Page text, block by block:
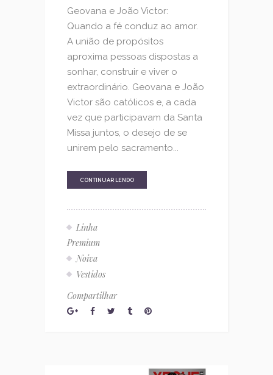
Geovana e João Victor:
Quando a fé conduz ao amor.
A união de propósitos
aproxima pessoas dispostas a
sonhar, construir e viver o
extraordinário. Geovana e João
Victor são católicos e, a cada
vez que participavam da Santa
Missa juntos, o desejo de se
unirem pelo sacramento...
CONTINUAR LENDO
Linha
Premium
Noiva
Vestidos
Compartilhar